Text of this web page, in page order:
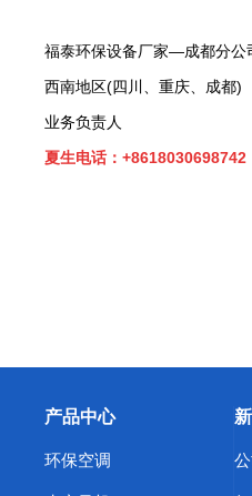
福泰环保设备厂家—成都分公
西南地区(四川、重庆、成都)
业务负责人
夏生电话：+8618030698742
产品中心
环保空调